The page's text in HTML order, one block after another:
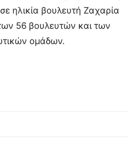
ηλικία βουλευτή Ζαχαρία
56 βουλευτών και των
ομάδων.